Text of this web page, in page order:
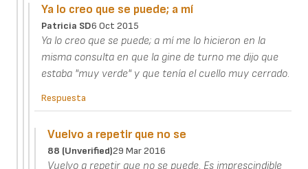
Ya lo creo que se puede; a mí
Patricia SD6 Oct 2015
Ya lo creo que se puede; a mí me lo hicieron en la
misma consulta en que la gine de turno me dijo que
estaba "muy verde" y que tenía el cuello muy cerrado.
Respuesta
Vuelvo a repetir que no se
88 (unverified)29 Mar 2016
Vuelvo a repetir que no se puede. Es imprescindible